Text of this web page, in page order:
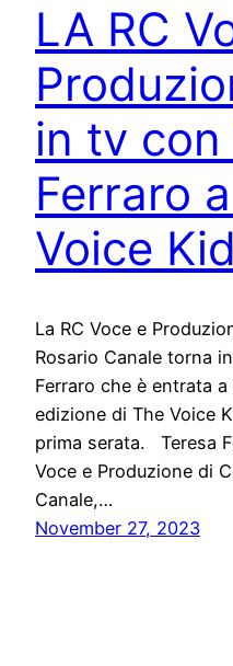
LA RC
in tv con
Ferraro
Voice
La RC Voce e
Rosario Canale torna
Ferraro che è entrata
edizione di The Voice
prima serata. Teresa
Voce e Produzione di
Canale,…
November 27, 2023